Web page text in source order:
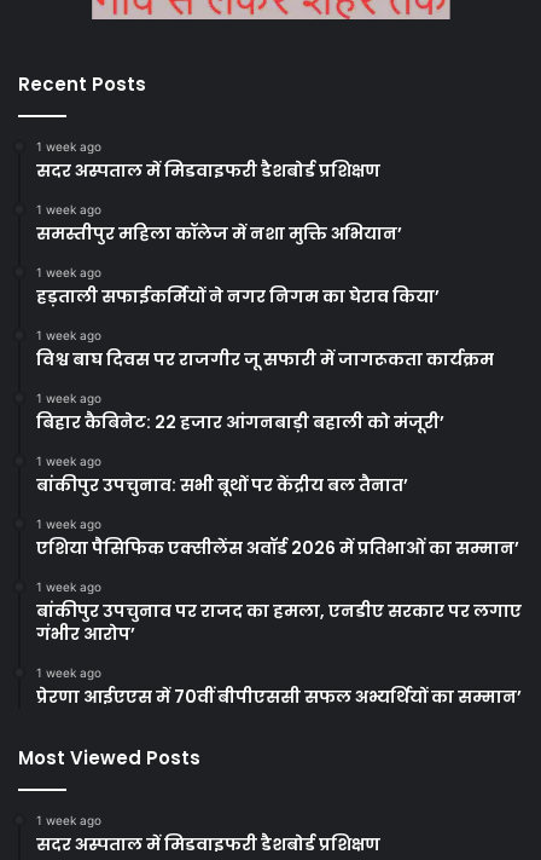
Recent Posts
1 week ago
सदर अस्पताल में मिडवाइफरी डैशबोर्ड प्रशिक्षण
1 week ago
समस्तीपुर महिला कॉलेज में नशा मुक्ति अभियान’
1 week ago
हड़ताली सफाईकर्मियों ने नगर निगम का घेराव किया’
1 week ago
विश्व बाघ दिवस पर राजगीर जू सफारी में जागरूकता कार्यक्रम
1 week ago
बिहार कैबिनेट: 22 हजार आंगनबाड़ी बहाली को मंजूरी’
1 week ago
बांकीपुर उपचुनाव: सभी बूथों पर केंद्रीय बल तैनात’
1 week ago
एशिया पैसिफिक एक्सीलेंस अवॉर्ड 2026 में प्रतिभाओं का सम्मान’
1 week ago
बांकीपुर उपचुनाव पर राजद का हमला, एनडीए सरकार पर लगाए
गंभीर आरोप’
1 week ago
प्रेरणा आईएएस में 70वीं बीपीएससी सफल अभ्यर्थियों का सम्मान’
Most Viewed Posts
1 week ago
सदर अस्पताल में मिडवाइफरी डैशबोर्ड प्रशिक्षण